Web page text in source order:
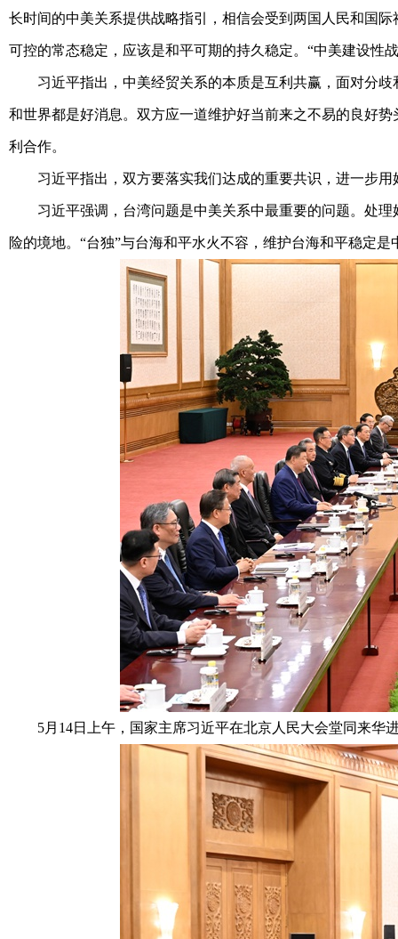
长时间的中美关系提供战略指引，相信会受到两国人民和国
可控的常态稳定，应该是和平可期的持久稳定。“中美建设性
习近平指出，中美经贸关系的本质是互利共赢，面对分歧
和世界都是好消息。双方应一道维护好当前来之不易的良好
利合作。
习近平指出，双方要落实我们达成的重要共识，进一步用
习近平强调，台湾问题是中美关系中最重要的问题。处理
险的境地。“台独”与台海和平水火不容，维护台海和平稳定
5月14日上午，国家主席习近平在北京人民大会堂同来华